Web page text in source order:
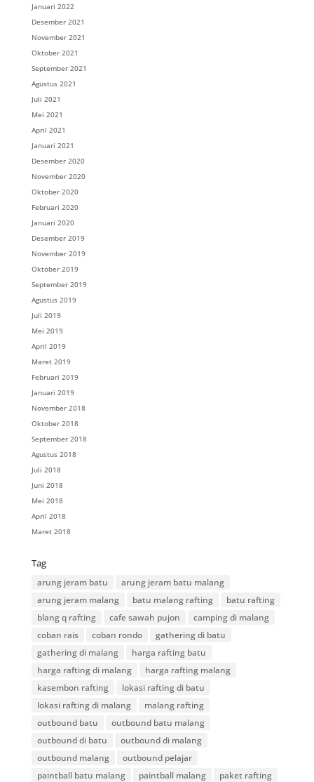
Januari 2022
Desember 2021
November 2021
Oktober 2021
September 2021
Agustus 2021
Juli 2021
Mei 2021
April 2021
Januari 2021
Desember 2020
November 2020
Oktober 2020
Februari 2020
Januari 2020
Desember 2019
November 2019
Oktober 2019
September 2019
Agustus 2019
Juli 2019
Mei 2019
April 2019
Maret 2019
Februari 2019
Januari 2019
November 2018
Oktober 2018
September 2018
Agustus 2018
Juli 2018
Juni 2018
Mei 2018
April 2018
Maret 2018
Tag
arung jeram batu
arung jeram batu malang
arung jeram malang
batu malang rafting
batu rafting
blang q rafting
cafe sawah pujon
camping di malang
coban rais
coban rondo
gathering di batu
gathering di malang
harga rafting batu
harga rafting di malang
harga rafting malang
kasembon rafting
lokasi rafting di batu
lokasi rafting di malang
malang rafting
outbound batu
outbound batu malang
outbound di batu
outbound di malang
outbound malang
outbound pelajar
paintball batu malang
paintball malang
paket rafting